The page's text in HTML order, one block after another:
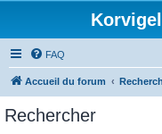
FAQ
Accueil du forum
Rechercher